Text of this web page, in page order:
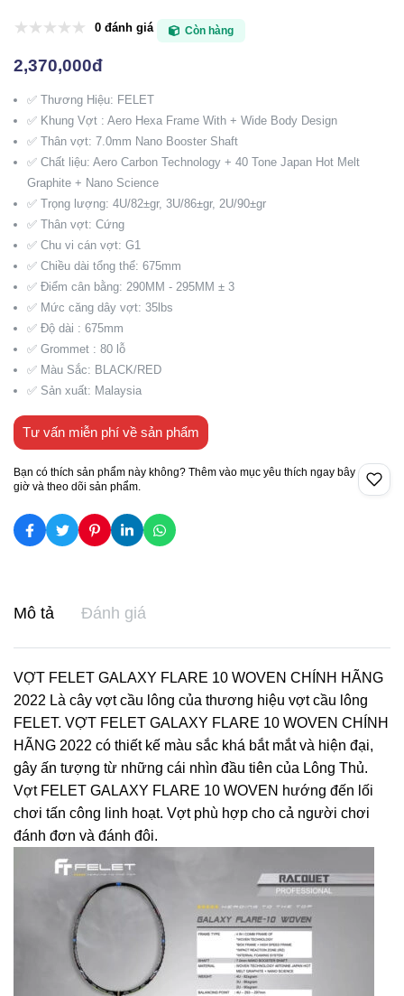
0 đánh giá Còn hàng
2,370,000đ
✅ Thương Hiệu: FELET
✅ Khung Vợt : Aero Hexa Frame With + Wide Body Design
✅ Thân vợt: 7.0mm Nano Booster Shaft
✅ Chất liệu: Aero Carbon Technology + 40 Tone Japan Hot Melt
Graphite + Nano Science
✅ Trọng lượng: 4U/82±gr, 3U/86±gr, 2U/90±gr
✅ Thân vợt: Cứng
✅ Chu vi cán vợt: G1
✅ Chiều dài tổng thể: 675mm
✅ Điểm cân bằng: 290MM - 295MM ± 3
✅ Mức căng dây vợt: 35lbs
✅ Độ dài : 675mm
✅ Grommet : 80 lỗ
✅ Màu Sắc: BLACK/RED
✅ Sản xuất: Malaysia
Tư vấn miễn phí về sản phẩm
Bạn có thích sản phẩm này không? Thêm vào mục yêu thích ngay bây
giờ và theo dõi sản phẩm.
Mô tả Đánh giá
VỢT FELET GALAXY FLARE 10 WOVEN CHÍNH HÃNG
2022 Là cây vợt cầu lông của thương hiệu vợt cầu lông
FELET. VỢT FELET GALAXY FLARE 10 WOVEN CHÍNH
HÃNG 2022 có thiết kế màu sắc khá bắt mắt và hiện đại,
gây ấn tượng từ những cái nhìn đầu tiên của Lông Thủ.
Vợt FELET GALAXY FLARE 10 WOVEN hướng đến lối
chơi tấn công linh hoạt. Vợt phù hợp cho cả người chơi
đánh đơn và đánh đôi.